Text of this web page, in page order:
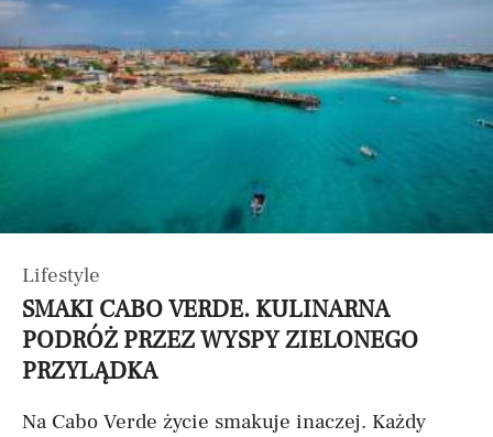
Lifestyle
SMAKI CABO VERDE. KULINARNA
PODRÓŻ PRZEZ WYSPY ZIELONEGO
PRZYLĄDKA
Na Cabo Verde życie smakuje inaczej. Każdy